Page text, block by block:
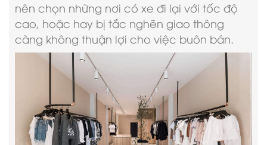
nên chọn những nơi có xe đi lại với tốc độ
cao, hoặc hay bị tắc nghẽn giao thông
càng không thuận lợi cho việc buôn bán.